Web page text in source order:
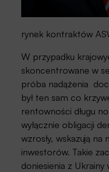
rynek kontraktów
W przypadku
skoncentrowane w
próba nadążenia
był ten sam co
rentowności długu
wyłącznie obligacji
wzrosły, wskazują
inwestorów. Takie
doniesienia z